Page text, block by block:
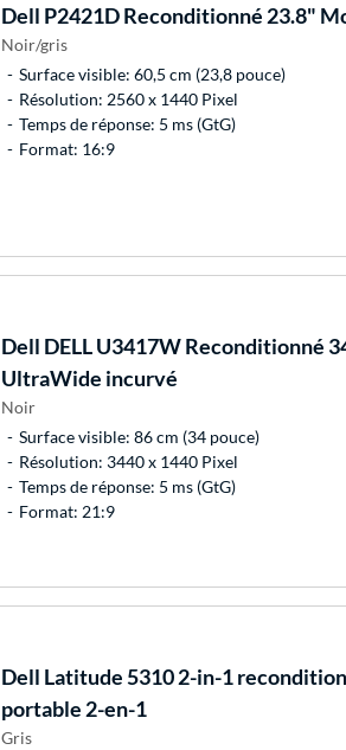
Dell P2421D Reconditionné 23.8"
Noir/gris
Surface visible: 60,5 cm (23,8 pouce)
Résolution: 2560 x 1440 Pixel
Temps de réponse: 5 ms (GtG)
Format: 16:9
Dell DELL U3417W Reconditionné
UltraWide incurvé
Noir
Surface visible: 86 cm (34 pouce)
Résolution: 3440 x 1440 Pixel
Temps de réponse: 5 ms (GtG)
Format: 21:9
Dell Latitude 5310 2-in-1
portable 2-en-1
Gris